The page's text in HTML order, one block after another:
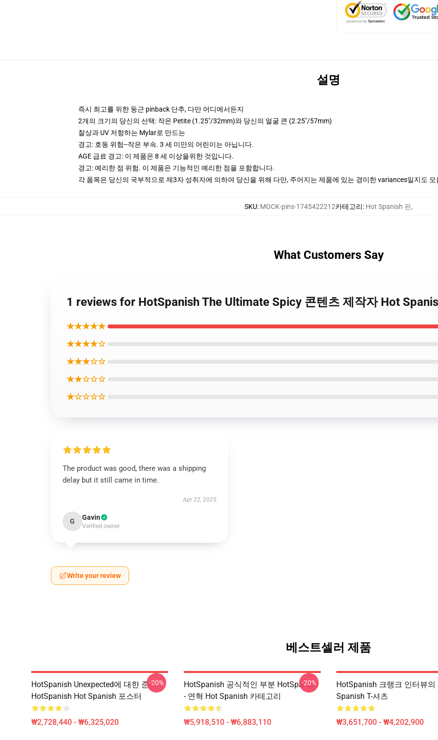
설명
즉시 최고를 위한 둥근 pinback 단추, 다만 어디에서든지
2개의 크기의 당신의 선택: 작은 Petite (1.25"/32mm)와 당신의 얼굴 큰 (2.25"/57mm)
찰상과 UV 저항하는 Mylar로 만드는
경고: 호동 위험--작은 부속. 3 세 미만의 어린이는 아닙니다.
AGE 급료 경고: 이 제품은 8 세 이상을위한 것입니다.
경고: 예리한 점 위험. 이 제품은 기능적인 예리한 점을 포함합니다.
각 품목은 당신의 국부적으로 제3자 성취자에 의하여 당신을 위해 다만, 주어지는 제품에 있는 경미한 variances일지도
SKU: MOCK-pins-1745422212카테고리: Hot Spanish 핀,
What Customers Say
1 reviews for HotSpanish The Ultimate Spicy 콘텐츠 제작자 Hot
★★★★★
★★★★☆
★★★☆☆
★★☆☆☆
★☆☆☆☆
The product was good, there was a shipping
delay but it still came in time.
Apr 22, 2025
G Gavin
Verified owner
Write your review
베스트셀러 제품
HotSpanish Unexpected에 대한 준비
HotSpanish Hot Spanish 포스터
₩2,728,440 - ₩6,325,020
-20%
HotSpanish 공식적인 부분 HotSpanish
- 연혁 Hot Spanish 카테고리
₩5,918,510 - ₩6,883,110
-20%
HotSpanish 크랭크 인터뷰의
Spanish T-셔츠
₩3,651,700 - ₩4,202,900